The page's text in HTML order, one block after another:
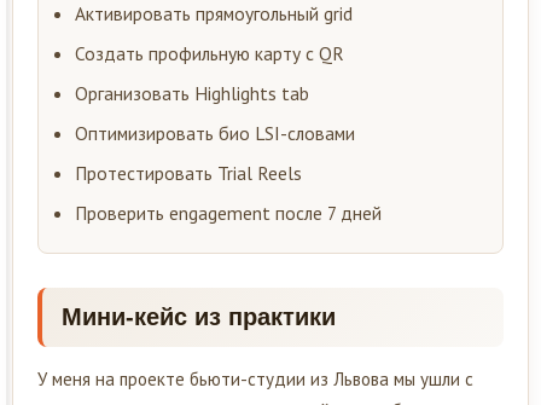
Активировать прямоугольный grid
Создать профильную карту с QR
Организовать Highlights tab
Оптимизировать био LSI-словами
Протестировать Trial Reels
Проверить engagement после 7 дней
Мини-кейс из практики
У меня на проекте бьюти-студии из Львова мы ушли с